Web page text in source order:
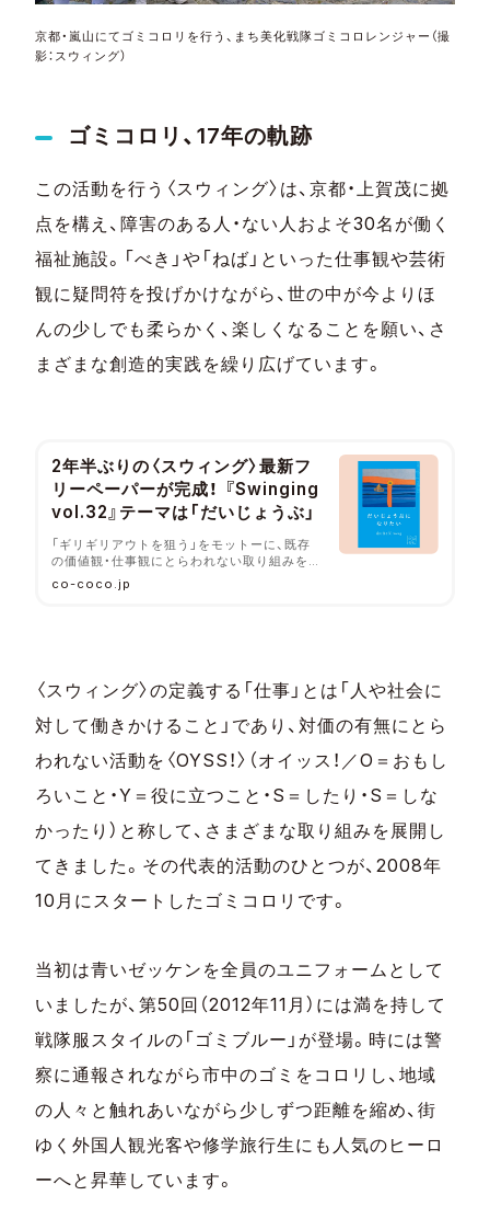
京都・嵐山にてゴミコロリを行う、まち美化戦隊ゴミコロレンジャー（撮
影：スウィング）
ゴミコロリ、17年の軌跡
この活動を行う〈スウィング〉は、京都・上賀茂に拠
点を構え、障害のある人・ない人およそ30名が働く
福祉施設。「べき」や「ねば」といった仕事観や芸術
観に疑問符を投げかけながら、世の中が今よりほ
んの少しでも柔らかく、楽しくなることを願い、さ
まざまな創造的実践を繰り広げています。
2年半ぶりの〈スウィング〉最新フ
リーペーパーが完成！ 『Swinging
vol.32』テーマは「だいじょうぶ」
「ギリギリアウトを狙う」をモットーに、既存
の価値観・仕事観にとらわれない取り組みを続
ける生活介護施設〈Swing（スウィング）〉（京
都市・上賀茂）が、約2年半ぶりとなるフリーペ
ーパーになっていった経緯など、
す。
co-coco.jp
〈スウィング〉の定義する「仕事」とは「人や社会に
対して働きかけること」であり、対価の有無にとら
われない活動を〈OYSS！〉（オイッス！／O＝おもし
ろいこと・Y＝役に立つこと・S＝したり・S＝しな
かったり）と称して、さまざまな取り組みを展開し
てきました。その代表的活動のひとつが、2008年
10月にスタートしたゴミコロリです。
当初は青いゼッケンを全員のユニフォームとして
いましたが、第50回（2012年11月）には満を持して
戦隊服スタイルの「ゴミブルー」が登場。時には警
察に通報されながら市中のゴミをコロリし、地域
の人々と触れあいながら少しずつ距離を縮め、街
ゆく外国人観光客や修学旅行生にも人気のヒーロ
ーへと昇華しています。